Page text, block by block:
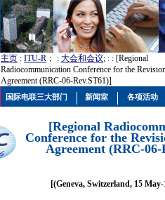
主页 : ITU-R ； : 大会和会议; : : [Regional
Radiocommunication Conference for the
Agreement (RRC-06-Rev.ST61)]
[Regional
Conference for the
Agreement (RRC-06-
[(Geneva, Switzerland, 15
国际电联三大部门 新闻室 各项活动